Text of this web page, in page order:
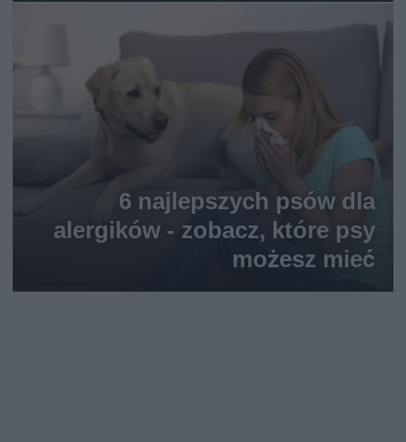
6 najlepszych psów dla
alergików - zobacz, które psy
możesz mieć